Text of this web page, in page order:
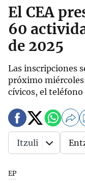
El CEA
60
de 2025
Las inscripciones
próximo
cívicos, el
EP
Itzuli